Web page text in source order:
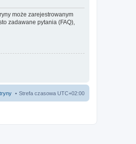
może zarejestrowanym
zadawane pytania (FAQ),
Strefa czasowa UTC+02:00